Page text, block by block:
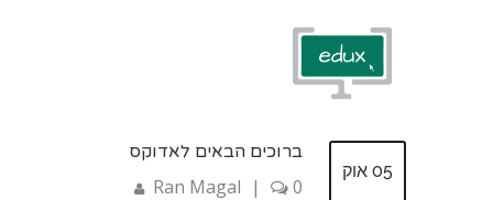
05 אוק
ברוכים הבאים לאדוקס
Ran Magal | 0